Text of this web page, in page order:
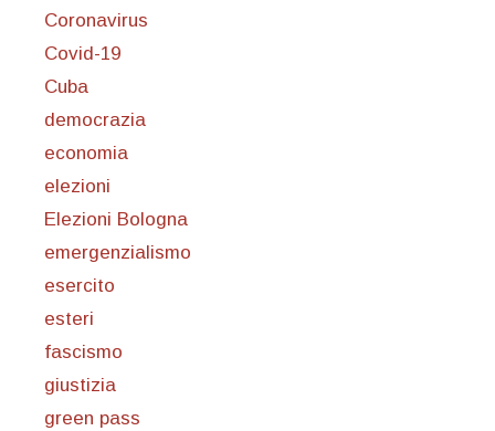
Coronavirus
Covid-19
Cuba
democrazia
economia
elezioni
Elezioni Bologna
emergenzialismo
esercito
esteri
fascismo
giustizia
green pass